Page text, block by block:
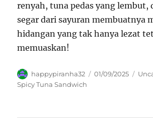
renyah, tuna pedas yang lembut,
segar dari sayuran membuatnya
hidangan yang tak hanya lezat
memuaskan!
Author
happypiranha32
Posted
01/09/2025
Spicy Tuna Sandwich